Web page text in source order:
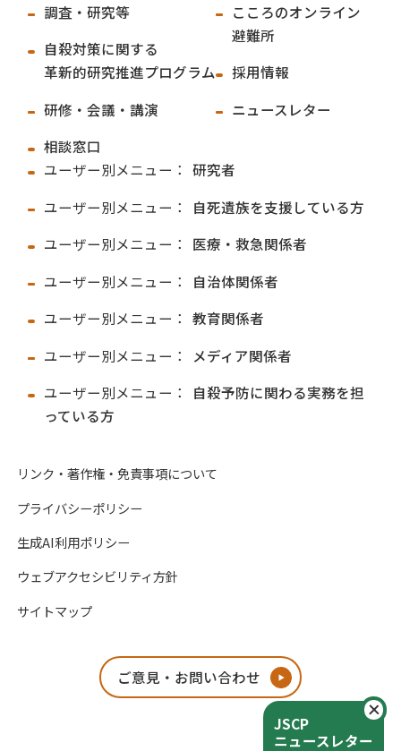
JSCP
ニュースレター
調査・研究等
自殺対策に関する
革新的研究推進プログラム
研修・会議・講演
相談窓口
こころのオンライン
避難所
採用情報
ニュースレター
ユーザー別メニュー： 研究者
ユーザー別メニュー：
自死遺族を支援している方
ユーザー別メニュー：
医療・救急関係者
ユーザー別メニュー：
自治体関係者
ユーザー別メニュー： 教育関係者
ユーザー別メニュー：
メディア関係者
ユーザー別メニュー：
自殺予防に関わる実務を担
っている方
リンク・著作権・免責事項について
プライバシーポリシー
生成AI利用ポリシー
ウェブアクセシビリティ方針
サイトマップ
ご意見・お問い合わせ